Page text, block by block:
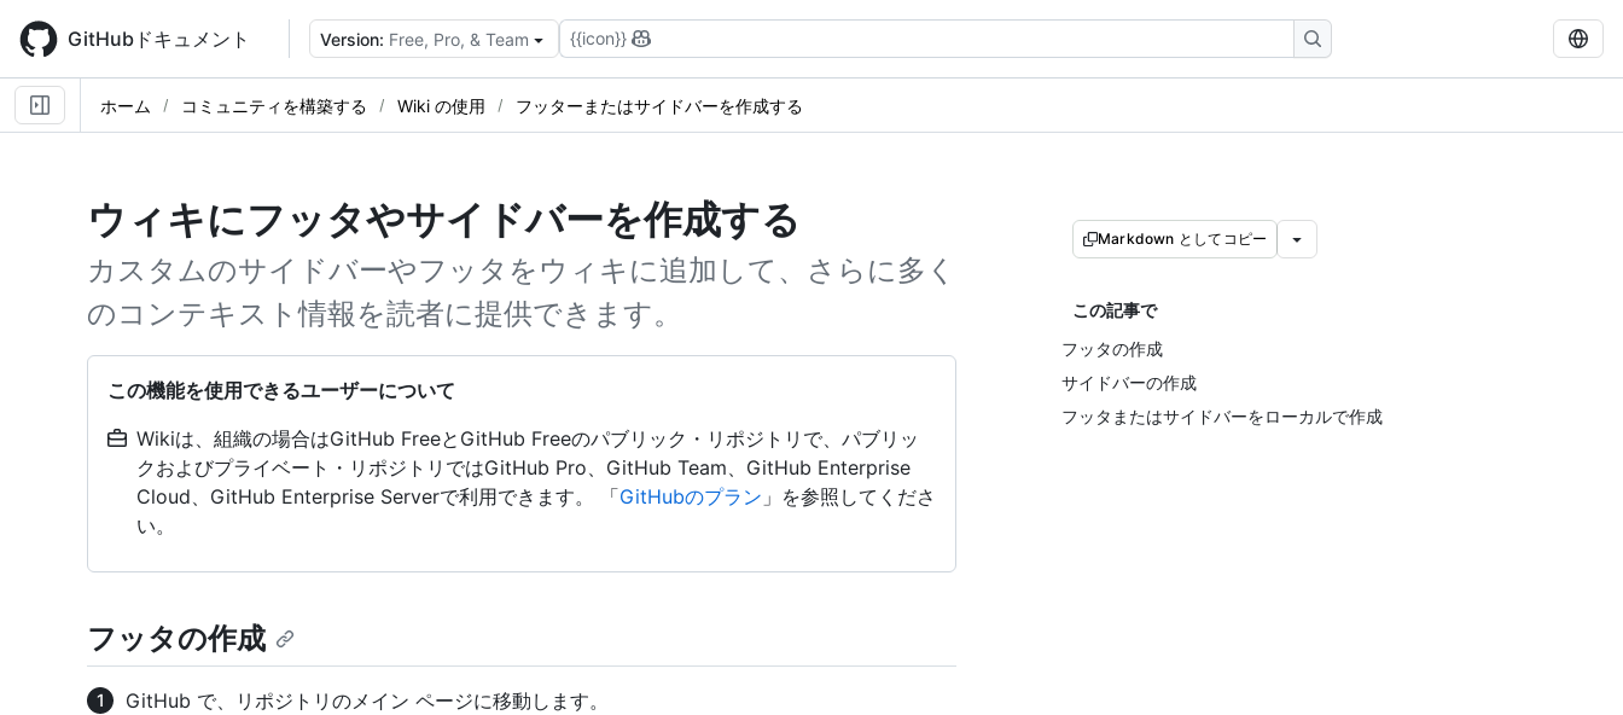
main
content
GitHubドキュメント Version: Free, Pro, & Team {{icon}}
ホーム コミュニティを構築する Wiki の使用 フッターまたはサイドバーを作成する
ウィキにフッタやサイドバーを作成する
カスタムのサイドバーやフッタをウィキに追加して、さらに多く
のコンテキスト情報を読者に提供できます。
この機能を使用できるユーザーについて
Wikiは、組織の場合はGitHub FreeとGitHub Freeのパブリック・リポジトリで、パブリッ
クおよびプライベート・リポジトリではGitHub Pro、GitHub Team、GitHub Enterprise
Cloud、GitHub Enterprise Serverで利用できます。 「GitHubのプラン 」を参照してくださ
い。
Markdown としてコピー
この記事で
フッタの作成
サイドバーの作成
フッタまたはサイドバーをローカルで作成
フッタの作成
GitHub で、リポジトリのメイン ページに移動します。